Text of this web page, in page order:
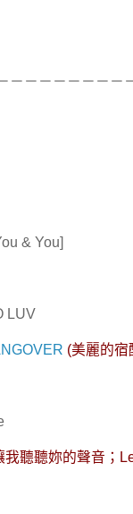
－－－－－－－－
& You]
LUV
(美麗的宿
我聽聽妳的聲音；